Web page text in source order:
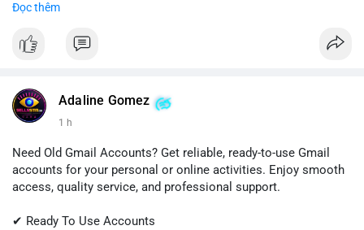
📱 WhatsApp: +1 (681) 549-2683
Đọc thêm
Adaline Gomez
1 h
Need Old Gmail Accounts? Get reliable, ready-to-use Gmail
accounts for your personal or online activities. Enjoy smooth
access, quality service, and professional support.
✔ Ready To Use Accounts